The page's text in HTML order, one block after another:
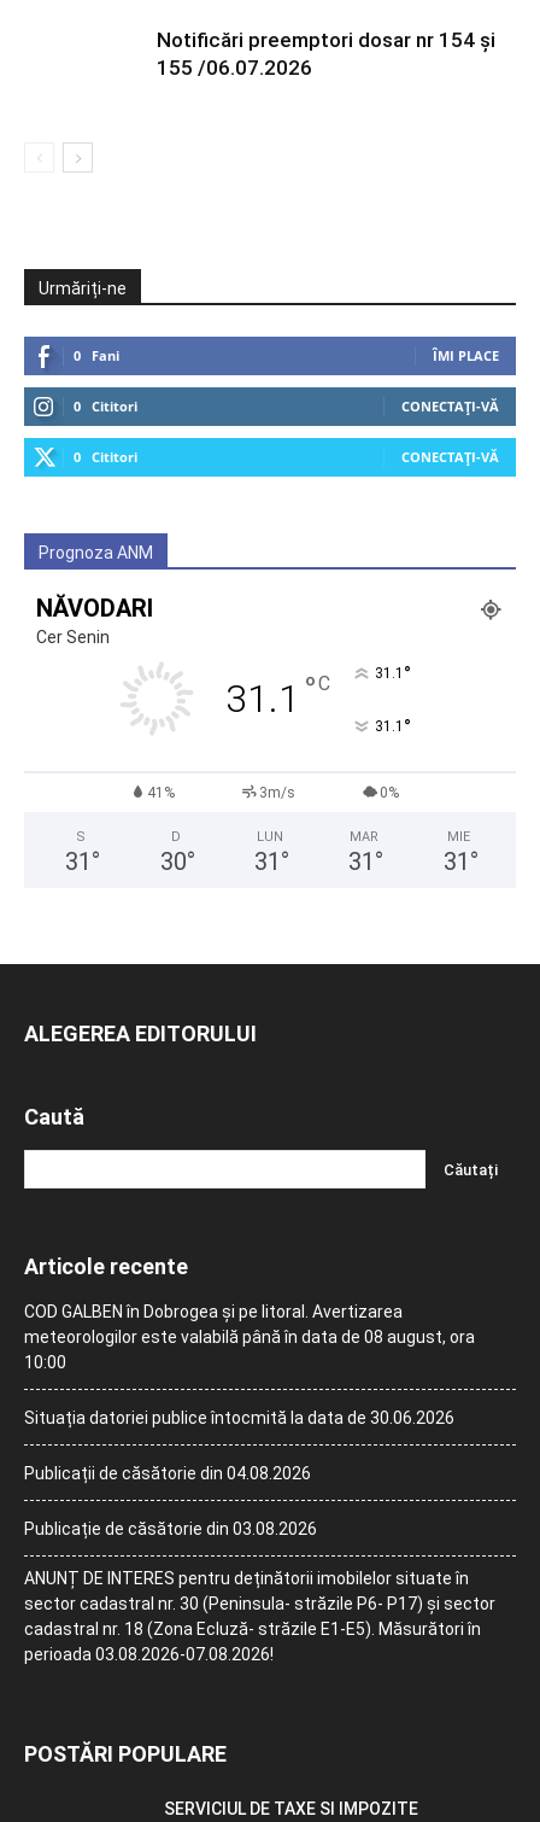
Notificări preemptori dosar nr 154 și
155 /06.07.2026
Urmăriți-ne
0 Fani ÎMI PLACE
0 Cititori CONECTAȚI-VĂ
0 Cititori CONECTAȚI-VĂ
Prognoza ANM
NĂVODARI
Cer Senin
31.1 °C 31.1 °
31.1 °
41% 3m/s 0%
S
31 °
D
30°
LUN
31 °
MAR
31 °
MIE
31 °
ALEGEREA EDITORULUI
Caută
Articole recente
COD GALBEN în Dobrogea și pe litoral. Avertizarea
meteorologilor este valabilă până în data de 08 august, ora
10:00
Situația datoriei publice întocmită la data de 30.06.2026
Publicații de căsătorie din 04.08.2026
Publicație de căsătorie din 03.08.2026
ANUNȚ DE INTERES pentru deținătorii imobilelor situate în
sector cadastral nr. 30 (Peninsula- străzile P6- P17) și sector
cadastral nr. 18 (Zona Ecluză- străzile E1-E5). Măsurători în
perioada 03.08.2026-07.08.2026!
POSTĂRI POPULARE
SERVICIUL DE TAXE SI IMPOZITE